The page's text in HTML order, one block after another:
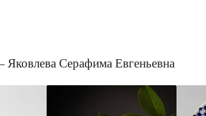
Серафима Евгеньевна